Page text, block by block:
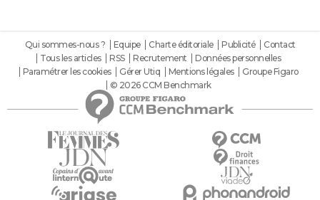
Qui sommes-nous ? Equipe Charte éditoriale Publicité
Contact
Tous les articles
RSS Recrutement
Données personnelles
Paramétrer les cookies
Gérer Utiq Mentions légales
Groupe Figaro
© 2026 CCM Benchmark